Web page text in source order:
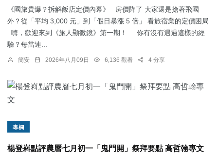
《國旅貴爆？拆解飯店定價內幕》 房價降了 大家還是搶著飛國
外？從「平均 3,000 元」到「假日暴漲 5 倍」 看旅宿業的定價困局
嗨，歡迎來到《旅人顯微鏡》第一期！ 你有沒有遇過這樣的經
驗？每當連...
簡安 2026年八月09日 6,136 觀看 4 分享
專欄
楊登嵙點評農曆七月初一「鬼門開」祭拜要點 高哲翰專文